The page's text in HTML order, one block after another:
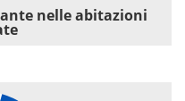
nelle abitazioni